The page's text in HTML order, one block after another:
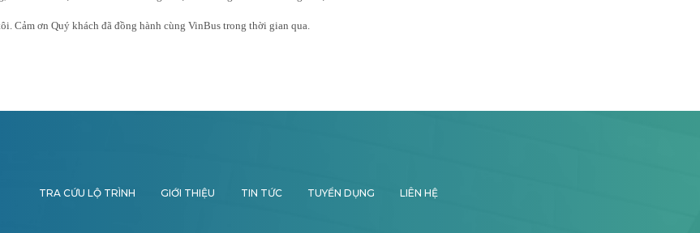
Cảm ơn Quý khách đã đồng hành cùng VinBus trong thời gian qua.
TRA CỨU LỘ TRÌNH GIỚI THIỆU TIN TỨC TUYỂN DỤNG LIÊN HỆ